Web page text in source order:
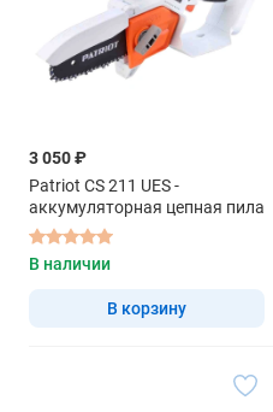
3 050 ₽
Patriot CS 211 UES -
аккумуляторная цепная пила
В наличии
В корзину